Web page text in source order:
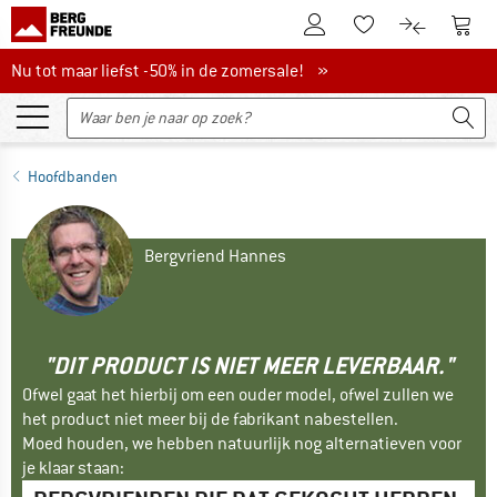
De klantenaccount
Naar deNaar de
Nu tot maar liefst -50% in de zomersale!
Nu tot maar liefst -50% in de zomersale! »
Hoofdbanden
Bergvriend Hannes
"DIT PRODUCT IS NIET MEER LEVERBAAR."
Ofwel gaat het hierbij om een ouder model, ofwel zullen we
het product niet meer bij de fabrikant nabestellen.
Moed houden, we hebben natuurlijk nog alternatieven voor
je klaar staan: